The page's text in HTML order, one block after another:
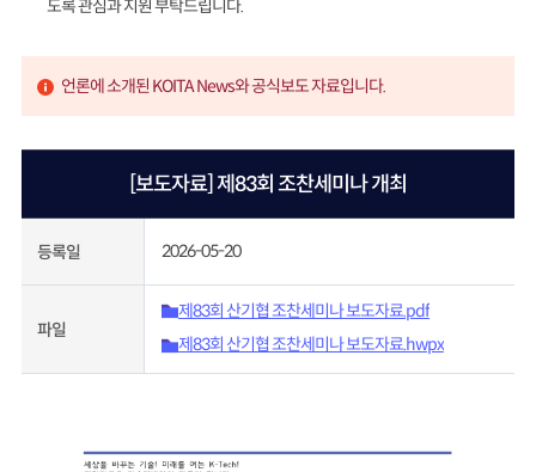
도록 관심과 지원 부탁드립니다.
언론에 소개된 KOITA News와 공식보도 자료입니다.
[보도자료] 제83회 조찬세미나 개최
등록일 2026-05-20
파일
제83회 산기협 조찬세미나 보도자료.pdf
제83회 산기협 조찬세미나 보도자료.hwpx